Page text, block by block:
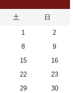
土 日
1
2
8
9
15
16
22
23
29
30